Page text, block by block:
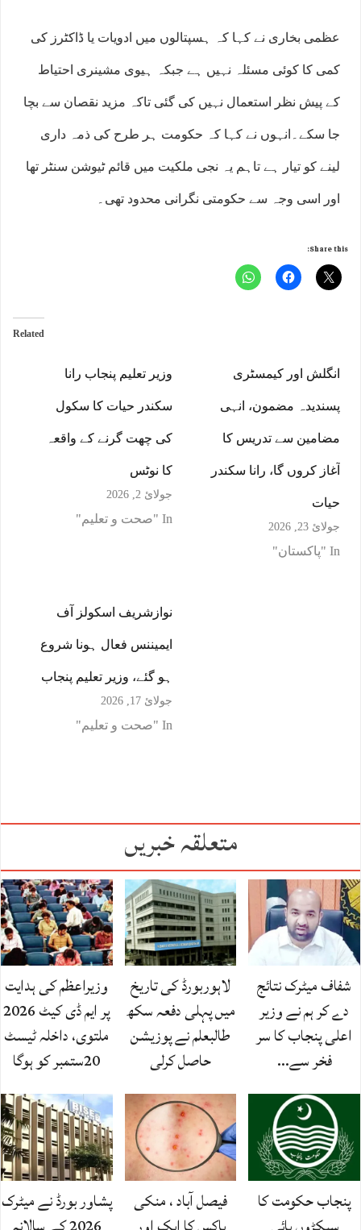
عظمی بخاری نے کہا کہ ہسپتالوں میں ادویات یا ڈاکٹرز کی
کمی کا کوئی مسئلہ نہیں ہے جبکہ ہیوی مشینری احتیاط
کے پیش نظر استعمال نہیں کی گئی تاکہ مزید نقصان سے بچا
جا سکے۔انہوں نے کہا کہ حکومت ہر طرح کی ذمہ داری
لینے کو تیار ہے تاہم یہ نجی ملکیت میں قائم ٹیوشن سنٹر تھا
اور اسی وجہ سے حکومتی نگرانی محدود تھی۔
Share this:
Related
وزیر تعلیم پنجاب رانا
سکندر حیات کا سکول
کی چھت گرنے کے واقعہ
کا نوٹس
جولائ 2, 2026
In "صحت و تعلیم"
انگلش اور کیمسٹری
پسندیدہ مضمون، انہی
مضامین سے تدریس کا
آغاز کروں گا، رانا سکندر
حیات
جولائ 23, 2026
In "پاکستان"
نوازشریف اسکولز آف
ایمیننس فعال ہونا شروع
ہو گئے، وزیر تعلیم پنجاب
جولائ 17, 2026
In "صحت و تعلیم"
متعلقہ خبریں
شفاف میٹرک نتائج
دے کر ہم نے وزیر
اعلی پنجاب کا سر
فخر سے…
لاہوربورڈ کی تاریخ
میں پہلی دفعہ سکھ
طالبعلم نے پوزیشن
حاصل کرلی
وزیراعظم کی ہدایت
پر ایم ڈی کیٹ 2026
ملتوی، داخلہ ٹیسٹ
20ستمبر کو ہوگا
پنجاب حکومت کا
فیصل آباد ، منکی
پشاور بورڈ نے میٹرک